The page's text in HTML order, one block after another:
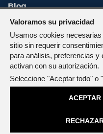
Valoramos su privacidad
Usamos cookies
sitio sin requerir
para análisis, preferencias
activan con su autorización.
Seleccione "Aceptar todo" o
ACEPTAR
Blog
Servicios GOB/MIL
(02) 4016116 - (+593)
atencionalcliente@nic.ec